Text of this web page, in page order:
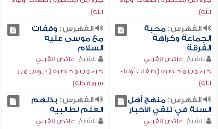
الله)
الله)
الفهرس:محبة
الجماعة وكراهة
الفرقة
للشيخ: عائض القرني
جزء من محاضرة ( صفات أولياء
الله)
الفهرس: وقفات
مع موسى عليه
السلام
للشيخ: عائض القرني
جزء من محاضرة ( دروس من
سورة طه)
الفهرس:منهج أهل
السنة في تلقي الأخبار
للشيخ: عائض القرني
الفهرس: بذلهم
العلم لطالبيه
للشيخ: عائض القرني